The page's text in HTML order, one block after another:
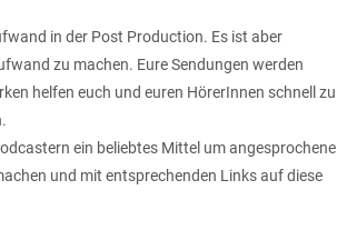
in der Post Production. Es ist aber
zu machen. Eure Sendungen werden
helfen euch und euren HörerInnen schnell zu
ein beliebtes Mittel um angesprochene
und mit entsprechenden Links auf diese